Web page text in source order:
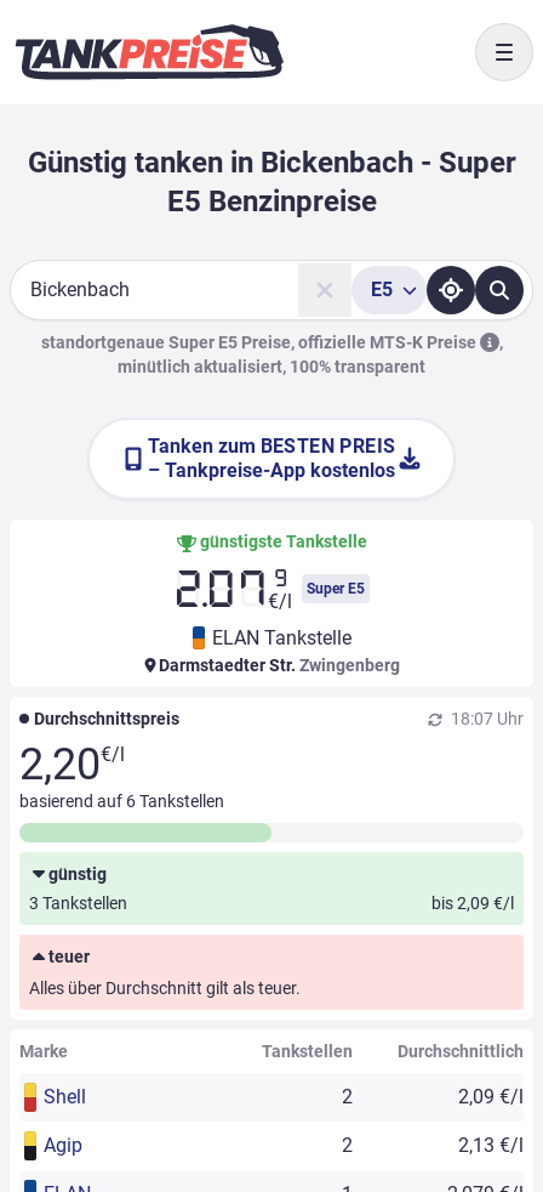
Günstig tanken in Bickenbach - Super
E5 Benzinpreise
Suche
E5
standortgenaue Super E5 Preise, offizielle MTS-K Preise
,
minütlich aktualisiert, 100% transparent
Tanken zum BESTEN PREIS
– Tankpreise-App kostenlos
günstigste Tankstelle
2.07 9
€/l
Super E5
ELAN Tankstelle
Darmstaedter Str. Zwingenberg
Durchschnittspreis 18:07 Uhr
2,20€/l
basierend auf 6Tankstellen
günstig
3 Tankstellen
bis 2,09 €/l
teuer
Alles über Durchschnitt gilt als teuer.
Marke Tankstellen Durchschnittlich
Shell 2 2,09 €/l
Agip 2 2,13 €/l